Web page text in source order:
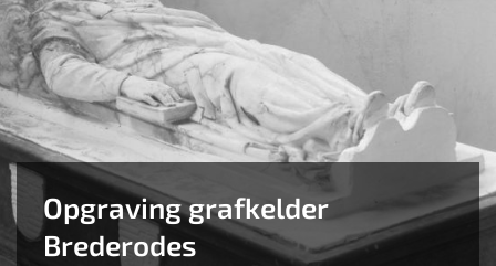
Opgraving grafkelder
Brederodes